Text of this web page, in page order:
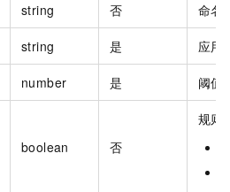
string 否 命名
string 是 应用
number 是 阈值
boolean 否
规则